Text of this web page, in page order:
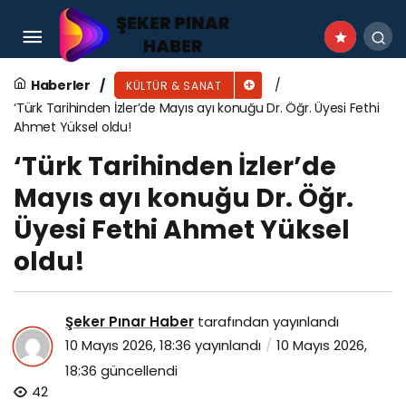
Haberler KÜLTÜR & SANAT
‘Türk Tarihinden İzler’de Mayıs ayı konuğu Dr. Öğr. Üyesi Fethi
Ahmet Yüksel oldu!
‘Türk Tarihinden İzler’de
Mayıs ayı konuğu Dr. Öğr.
Üyesi Fethi Ahmet Yüksel
oldu!
Şeker Pınar Haber tarafından yayınlandı
10 Mayıs 2026, 18:36 yayınlandı
10 Mayıs 2026,
18:36 güncellendi
42
‘Kitabiyat’ın Mayıs ayı konuğu Senail Özkan
oldu!